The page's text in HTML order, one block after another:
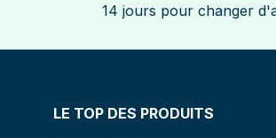
14 jours pour changer
LE TOP DES PRODUITS